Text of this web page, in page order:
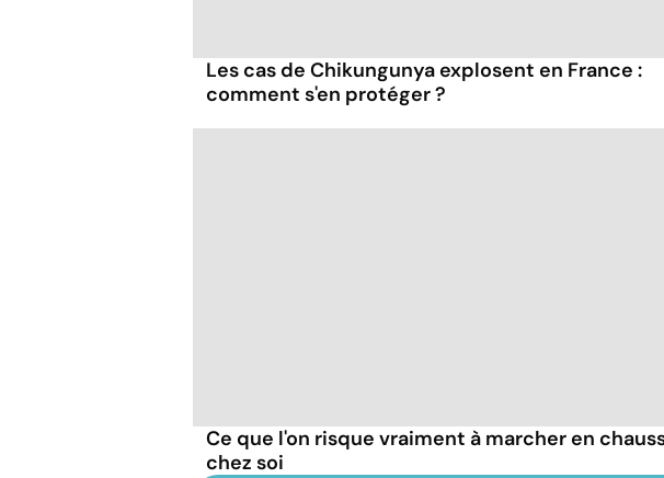
Les cas de Chikungunya explosent en France :
comment s'en protéger ?
Ce que l'on risque vraiment à marcher en
chez soi